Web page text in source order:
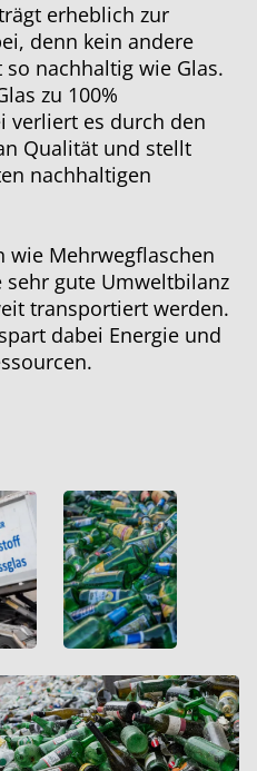
erheblich zur
denn kein andere
nachhaltig wie Glas.
zu 100%
verliert es durch den
Qualität und stellt
nachhaltigen
wie Mehrwegflaschen
sehr gute Umweltbilanz
transportiert werden.
dabei Energie und